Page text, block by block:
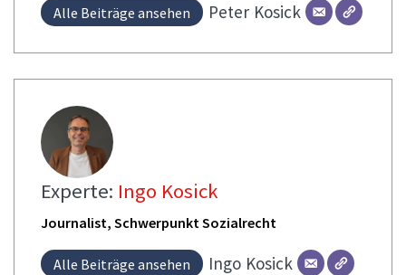
Alle Beiträge ansehen Peter Kosick
Experte: Ingo Kosick
Journalist, Schwerpunkt Sozialrecht
Alle Beiträge ansehen Ingo Kosick